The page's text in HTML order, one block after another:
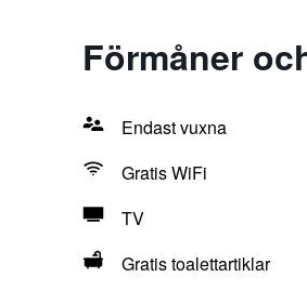
Förmåner
Endast vuxna
Gratis WiFi
TV
Gratis toalettartiklar